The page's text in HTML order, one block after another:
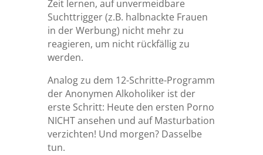
Zeit lernen, auf unvermeidbare
Suchttrigger (z.B. halbnackte Frauen
in der Werbung) nicht mehr zu
reagieren, um nicht rückfällig zu
werden.
Analog zu dem 12-Schritte-Programm
der Anonymen Alkoholiker ist der
erste Schritt: Heute den ersten Porno
NICHT ansehen und auf Masturbation
verzichten! Und morgen? Dasselbe
tun.